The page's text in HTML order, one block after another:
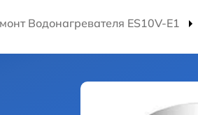
Водонагревателя ES10V-E1